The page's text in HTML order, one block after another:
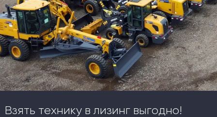
Взять технику в лизинг выгодно!